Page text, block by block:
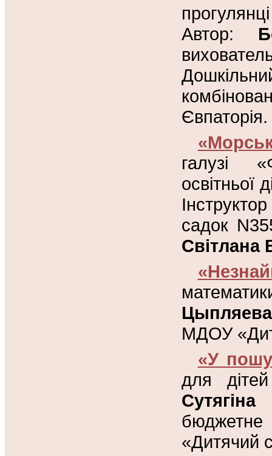
Автор:
Євпаторія.
галузі
освітньої
садок
Світлана
МДОУ
«У
для
«Дитячий